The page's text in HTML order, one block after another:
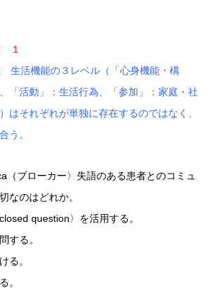
１
活機能の３レベル（「心身機能・構
「活動」：生活行為、「参加」：家庭・社
はそれぞれが単独に存在するのではなく、
う。
ブローカー〉失語のある患者とのコミュ
なのはどれか。
question〉を活用する。
する。
る。
。